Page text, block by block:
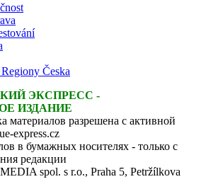
Česka
ЭКСПРЕСС -
ИЗДАНИЕ
материалов разрешена с активной
express.cz
в бумажных носителях - только с
редакции
spol. s r.o., Praha 5, Petržílkova